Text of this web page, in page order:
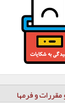
مقررات و فرمها